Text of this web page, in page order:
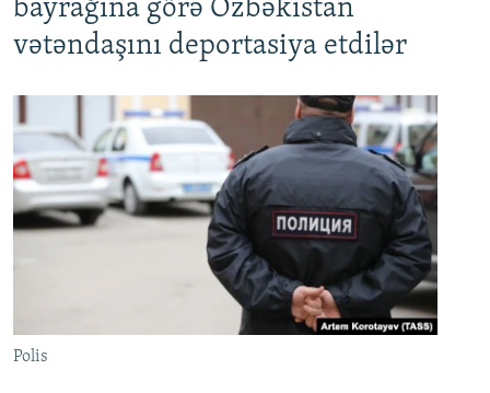
bayrağına görə Özbəkistan
vətəndaşını deportasiya etdilər
Polis